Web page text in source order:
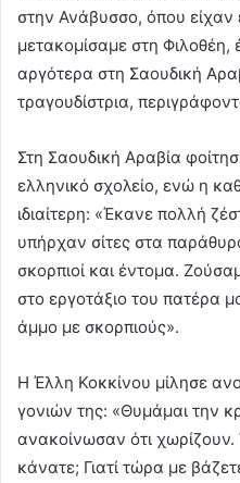
στην Ανάβυσσο, όπου είχαν
μετακομίσαμε στη Φιλοθέη,
αργότερα στη Σαουδική
τραγουδίστρια,
Στη Σαουδική Αραβία
ελληνικό σχολείο, ενώ η
ιδιαίτερη: «Έκανε πολλή
υπήρχαν σίτες στα
σκορπιοί και έντομα.
στο εργοτάξιο του πατέρα
άμμο με σκορπιούς».
Η Έλλη Κοκκίνου μίλησε
γονιών της: «Θυμάμαι την
ανακοίνωσαν ότι χωρίζουν.
κάνατε; Γιατί τώρα με